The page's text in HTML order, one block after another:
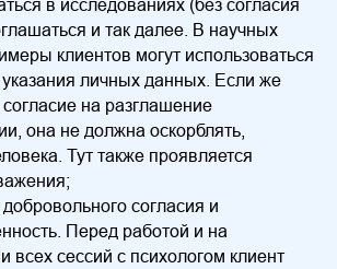
и так далее. В научных
клиентов могут использоваться
указания личных данных. Если же
на разглашение
она не должна оскорблять,
Тут также проявляется
согласия и
Перед работой и на
всех сессий с психологом клиент